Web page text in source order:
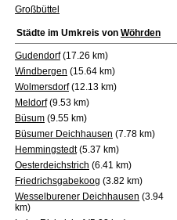
Großbüttel
Städte im Umkreis von Wöhrden
Gudendorf(17.26 km)
Windbergen (15.64 km)
Wolmersdorf(12.13 km)
Meldorf(9.53 km)
Büsum (9.55 km)
Büsumer Deichhausen (7.78 km)
Hemmingstedt(5.37 km)
Oesterdeichstrich (6.41 km)
Friedrichsgabekoog (3.82 km)
Wesselburener Deichhausen (3.94
km)